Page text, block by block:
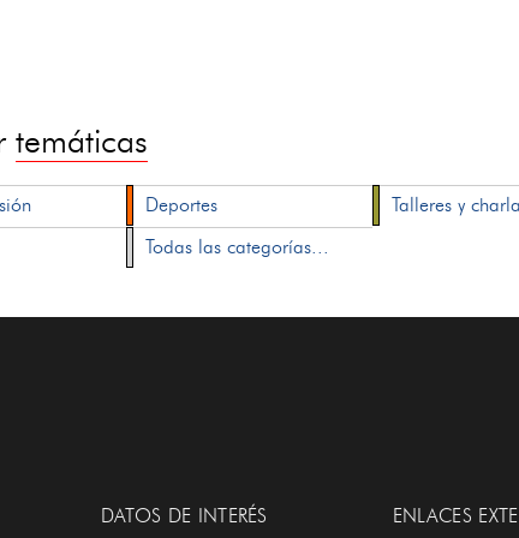
temáticas
Deportes Talleres y
Todas las categorías...
DATOS DE INTERÉS ENLACES